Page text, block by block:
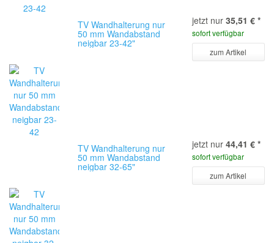
TV Wandhalterung nur
50 mm Wandabstand
neigbar 23-42"
jetzt nur 35,51 € *
sofort verfügbar
zum Artikel
TV Wandhalterung nur
50 mm Wandabstand
neigbar 32-65"
jetzt nur 44,41 € *
sofort verfügbar
zum Artikel